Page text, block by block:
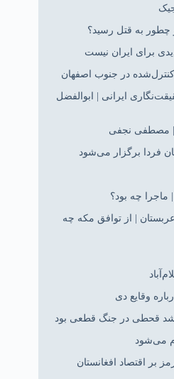
به قتل رسید؟
برای ایران نیست
در جنوب اصفهان
ایرانی | ابوالفضل
| مصطفی نجفی
فردا برگزار می‌شود
ماجرا چه بود؟
| از توافق مکه چه
وقایع دی
قحطی در جنگ قطعی بود
می‌شود
بر اقتصاد افغانستان